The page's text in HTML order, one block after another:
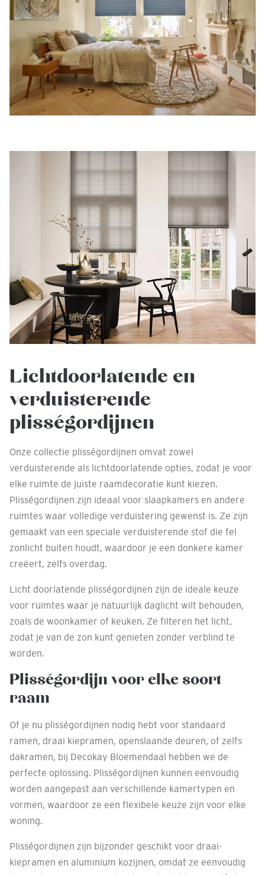
Lichtdoorlatende en
verduisterende
plisségordijnen
Onze collectie plisségordijnen omvat zowel
verduisterende als lichtdoorlatende opties, zodat je voor
elke ruimte de juiste raamdecoratie kunt kiezen.
Plisségordijnen zijn ideaal voor slaapkamers en andere
ruimtes waar volledige verduistering gewenst is. Ze zijn
gemaakt van een speciale verduisterende stof die fel
zonlicht buiten houdt, waardoor je een donkere kamer
creëert, zelfs overdag.
Licht doorlatende plisségordijnen zijn de ideale keuze
voor ruimtes waar je natuurlijk daglicht wilt behouden,
zoals de woonkamer of keuken. Ze filteren het licht,
zodat je van de zon kunt genieten zonder verblind te
worden.
Plisségordijn voor elke soort
raam
Of je nu plisségordijnen nodig hebt voor standaard
ramen, draai kiepramen, openslaande deuren, of zelfs
dakramen, bij Decokay Bloemendaal hebben we de
perfecte oplossing. Plisségordijnen kunnen eenvoudig
worden aangepast aan verschillende kamertypen en
vormen, waardoor ze een flexibele keuze zijn voor elke
woning.
Plisségordijnen zijn bijzonder geschikt voor draai-
kiepramen en aluminium kozijnen, omdat ze eenvoudig